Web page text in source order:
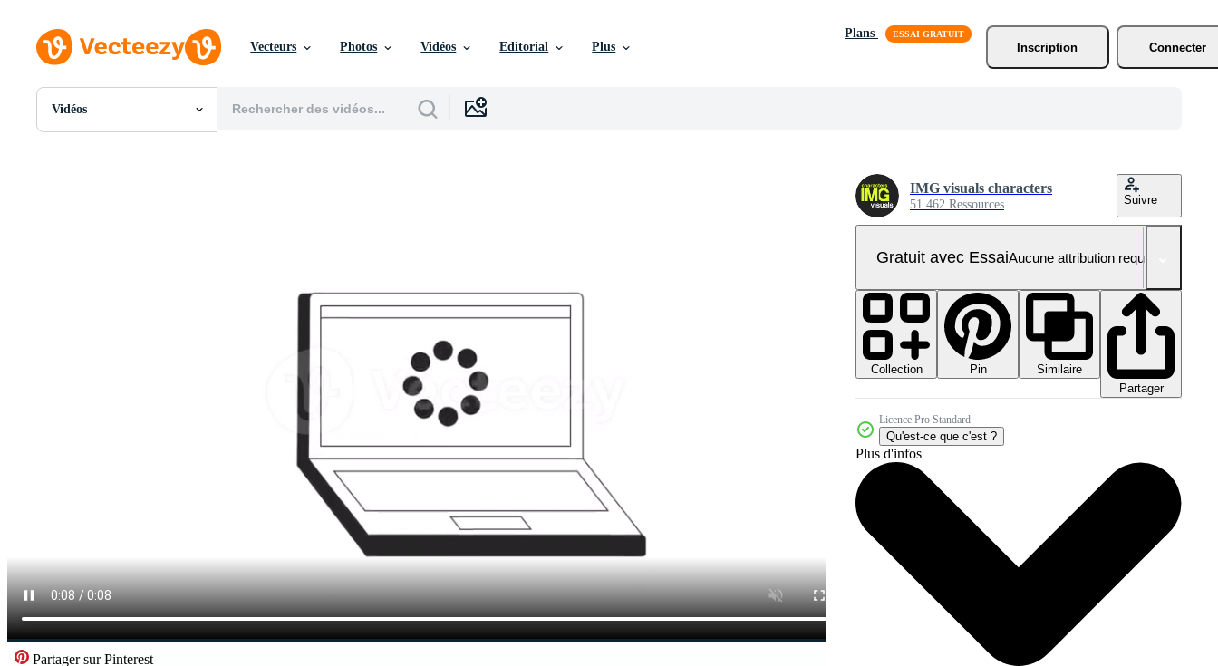
Vecteurs Photos Vidéos Editorial Plus
Plans
Inscription
Connecter
Vidéos
Toutes Images
Partager sur Pinterest
IMG visuals characters
51 462 Ressources Suivre
Gratuit avec EssaiAucune attribution requise
Collection Pin
Similaire
Partager
Licence Pro Standard
Qu'est-ce que c'est ?
Plus d'infos